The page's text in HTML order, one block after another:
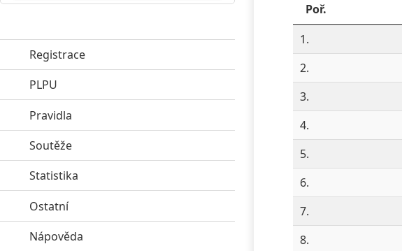
Poř.
1.
2.
3.
4.
5.
6.
7.
8.
Registrace
PLPU
Pravidla
Soutěže
Statistika
Ostatníclick to expand contents
Nápověda